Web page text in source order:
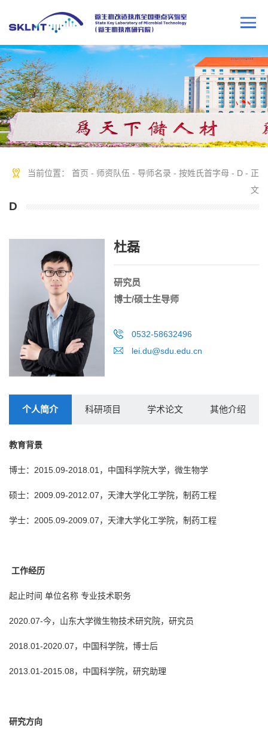
当前位置： 首页 - 师资队伍 - 导师名录 - 按姓氏首字母 - D - 正
文
D
杜磊
研究员
博士/硕士生导师
0532-58632496
lei.du@sdu.edu.cn
个人简介 科研项目 学术论文 其他介绍
教育背景
博士：2015.09-2018.01，中国科学院大学，微生物学
硕士：2009.09-2012.07，天津大学化工学院，制药工程
学士：2005.09-2009.07，天津大学化工学院，制药工程
工作经历
起止时间 单位名称 专业技术职务
2020.07-今，山东大学微生物技术研究院，研究员
2018.01-2020.07，中国科学院，博士后
2013.01-2015.08，中国科学院，研究助理
研究方向